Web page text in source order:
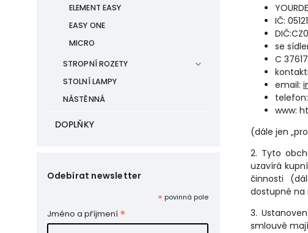
ELEMENT EASY
EASY ONE
MICRO
STROPNÍ ROZETY
STOLNÍ LAMPY
NÁSTĚNNÁ
DOPLŇKY
Odebírat newsletter
* povinná pole
Jméno a příjmení *
IČ:
DIČ:CZ
se
C
email:
telefon:
www:
(dále jen
2. Tyto
uzavírá
činnosti
dostupné na
3.
smlouvě